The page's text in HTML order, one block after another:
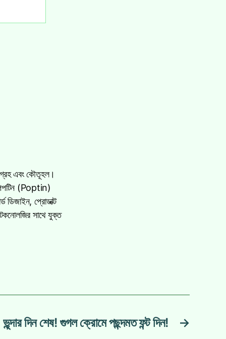
এবং কৌতূহল।
পপটিন (Poptin)
ডিজাইন, প্রোডাক্ট
সাথে যুক্ত
→
ভৃন্দার দিন শেষ! গুগল ক্রোমে পছন্দমত ফন্ট দিন!